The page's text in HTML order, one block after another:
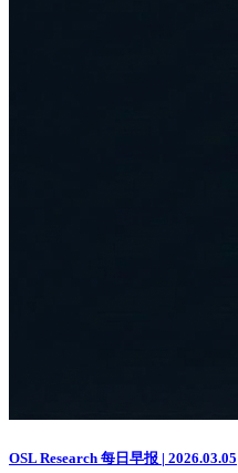
OSL Research 每日早报 | 2026.03.05